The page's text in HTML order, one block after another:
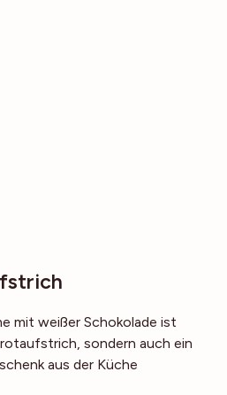
mit weißer Schokolade ist
sondern auch ein
aus der Küche